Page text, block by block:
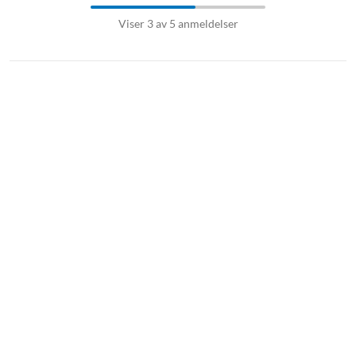
Viser 3 av 5 anmeldelser